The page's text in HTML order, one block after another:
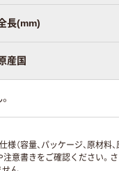
長(mm)
産国
容量、パッケージ、原材
書きをご確認ください。